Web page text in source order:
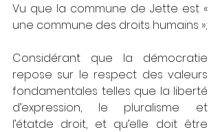
Vu que la commune de Jette est «
une commune des droits humains »;
Considérant que la démocratie
repose sur le respect des valeurs
fondamentales telles que la liberté
d’expression, le pluralisme et
l’étatde droit, et qu’elle doit être